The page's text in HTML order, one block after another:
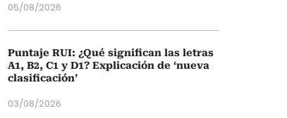
05/08/2026
Puntaje RUI: ¿Qué significan las letras
A1, B2, C1 y D1? Explicación de ‘nueva
clasificación’
03/08/2026